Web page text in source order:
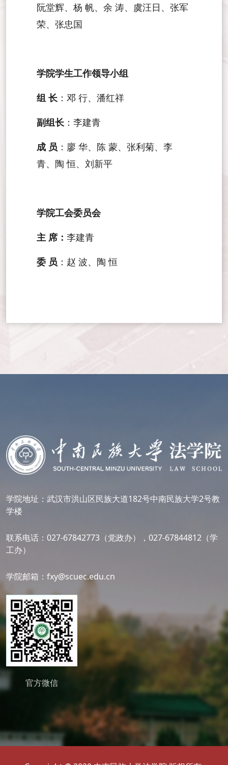
阮堂辉、杨 帆、 余 涛、虞汪日、张军
荣、张忠国
学院学生工作领导小组
组 长 ：邓 行、潘红祥
副组长 ：李建青
成 员 ：廖 华、陈 蒙、张利菊、李
青、陶 恒、刘新平
学院工会委员会
主 席： 李建青
委 员 ：赵 波、陶 恒
学院地址：武汉市洪山区民族大道182号中南民族大学2号教
学楼
联系电话：027-67842773（党政办），027-67844812（学
工办）
学院邮箱：fxy@scuec.edu.cn
官方微信